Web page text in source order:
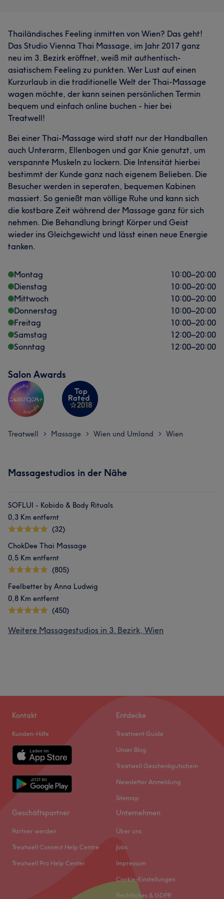
Thailändisches Feeling inmitten von Wien? Das geht!
Das Studio Vienna Thai Massage, im Jahr 2017 ganz
neu im 3. Bezirk eröffnet, weiß mit authentisch-
asiatischem Feeling zu punkten. Wer Lust auf einen
Kurzurlaub in die traditionelle Welt der Thai-Massage
wagen möchte, der kann seinen persönlichen Termin
bequem und einfach online buchen - hier bei
Treatwell!
Bei einer Thai-Massage wird statt nur der Handballen
auch Unterarm, Ellenbogen und gar Knie genutzt, um
verspannte Muskeln zu lockern. Die Intensität hierbei
bestimmt der Kunde ganz nach eigenem Belieben. Die
Besucher werden in seperaten, bequemen Kabinen
massiert. So genießt man völlige Ruhe und kann sich
die kostbare Zeit während der Massage ganz für sich
nehmen. Die Behandlung bringt Körper und Geist
wieder ins Gleichgewicht und lässt einen neue Energie
tanken.
Montag 10:00–20:00
Dienstag
10:00–20:00
Mittwoch
10:00–20:00
Donnerstag
10:00–20:00
Freitag
10:00–20:00
Samstag
12:00–20:00
Sonntag
12:00–20:00
Salon Awards
Treatwell > Massage > Wien und Umland > Wien
Massagestudios in der Nähe
SOFLUI - Kobido & Body Rituals
0,3 Km entfernt
(32)
ChokDee Thai Massage
0,5 Km entfernt
(805)
Feelbetter by Anna Ludwig
0,8 Km entfernt
(450)
Weitere Massagestudios in 3. Bezirk, Wien
Kontakt
Kunden-Hilfe
Entdecke
Treatment Guide
Unser Blog
Treatwell Geschenkgutschein
Newsletter Anmeldung
Sitemap
Geschäftspartner
Partner werden
Treatwell Connect Help Centre
Treatwell Pro Help Center
Unternehmen
Über uns
Jobs
Impressum
Cookie-Einstellungen
Rechtliches & GDPR